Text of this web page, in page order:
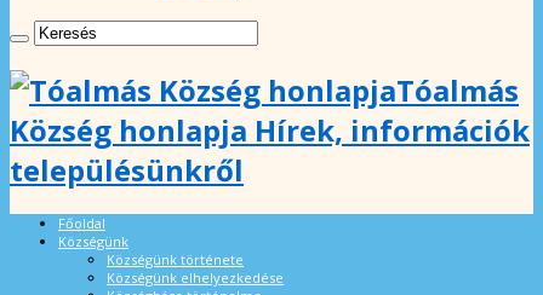
Tóalmás
Község honlapja Hírek, információk
településünkről
Főoldal
Községünk
Községünk története
Községünk elhelyezkedése